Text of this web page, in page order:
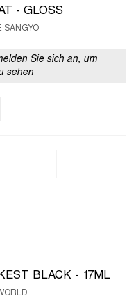
- GLOSS
SANGYO
Sie sich an, um
sehen
BLACK - 17ML